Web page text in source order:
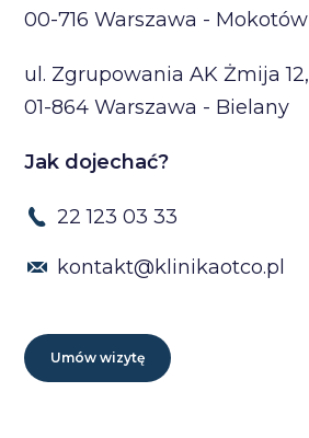
00-716 Warszawa - Mokotów
ul. Zgrupowania AK Żmija 12,
01-864 Warszawa - Bielany
Jak dojechać?
22 123 03 33
kontakt@klinikaotco.pl
Umów wizytę